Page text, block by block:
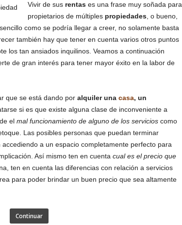
Vivir de sus rentases una frase muy soñada para
propietarios de múltiples propiedades, o bueno,
como se podría llegar a creer, no solamente basta
también hay que tener en cuenta varios otros puntos
los tan ansiados inquilinos. Veamos a continuación
de gran interés para tener mayor éxito en la labor de
que se está dando por alquiler una casa, un
si es que existe alguna clase de inconveniente a
el mal funcionamiento de alguno de los servicioscomo
Las posibles personas que puedan terminar
a un espacio completamente perfecto para
Así mismo ten en cuenta cual es el precio que
ten en cuenta las diferencias con relación a servicios
para poder brindar un buen precio que sea altamente
Continuar